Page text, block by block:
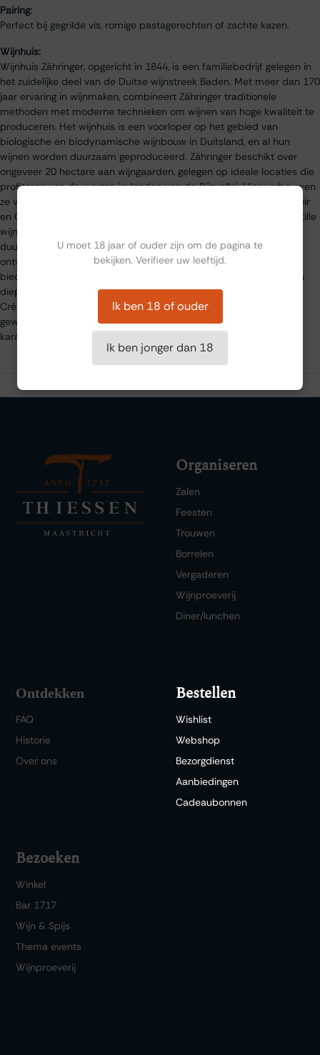
Pairing:
Perfect bij gegrilde vis, romige pastagerechten of zachte kazen.
Wijnhuis:
Wijnhuis Zähringer, opgericht in 1844, is een familiebedrijf gelegen in
het zuidelijke deel van de Duitse wijnstreek Baden. Met meer dan 170
jaar ervaring in wijnmaken, combineert Zähringer traditionele
methoden met moderne technieken om wijnen van hoge kwaliteit te
produceren. Het wijnhuis is een voorloper op het gebied van
biologische en biodynamische wijnbouw in Duitsland, en al hun
wijnen worden duurzaam geproduceerd. Zähringer beschikt over
ongeveer 20 hectare aan wijngaarden, gelegen op ideale locaties die
profiteren van de warme invloeden van de Rijnvallei. Hier verbouwen
ze voornamelijk klassieke druivenrassen zoals Pinot Blanc, Pinot Noir
en Chardonnay, die de basis vormen voor hun mousserende en stille
wijnen. Het wijnhuis staat bekend om zijn focus op kwaliteit en
duurzaamheid, en hun wijnen hebben talloze onderscheidingen
ontvangen op zowel nationaal als internationaal niveau. Zähringer
biedt ook rondleidingen en proeverijen aan, waarbij bezoekers een
diepgaand inzicht krijgen in hun productieproces en filosofie. Hun
Crémant Extra Brut is een van hun meest geliefde producten,
gewaardeerd om zijn elegantie, frisheid en verfijnde mousserende
karakter.
Organiseren
Zalen
Feesten
Trouwen
Borrelen
Vergaderen
Wijnproeverij
Diner/lunchen
Ontdekken
FAQ
Historie
Over ons
Bestellen
Wishlist
Webshop
Bezorgdienst
Aanbiedingen
Cadeaubonnen
Bezoeken
Winkel
Bar 1717
Wijn & Spijs
Thema events
Wijnproeverij
U moet 18 jaar of ouder zijn om de pagina te
bekijken. Verifieer uw leeftijd.
Ik ben 18 of ouder
Ik ben jonger dan 18